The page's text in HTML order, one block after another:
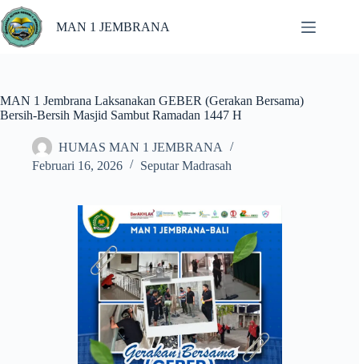
MAN 1 JEMBRANA
MAN 1 Jembrana Laksanakan GEBER (Gerakan Bersama)
Bersih-Bersih Masjid Sambut Ramadan 1447 H
HUMAS MAN 1 JEMBRANA
Februari 16, 2026
Seputar Madrasah